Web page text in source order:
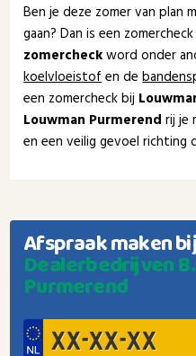
Ben je deze zomer van
gaan? Dan is een
zomercheckword onder
koelvloeistofen de
een zomercheck bij
Louwman Purmerend rij je
en een veilig gevoel richting
Afspraak maken bij
Dealerbedrijven
Purmerend